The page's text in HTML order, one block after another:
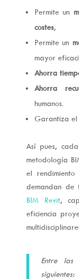
Permite un
costes,
Permite un
mayor
Ahorra
Ahorra
humanos.
Garantiza el
Así pues,
metodología
el
demandan de
BIM Revit,
eficiencia
Entre las